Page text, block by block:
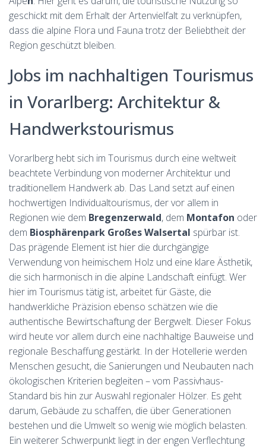
geschickt mit dem Erhalt der Artenvielfalt zu verknüpfen,
dass die alpine Flora und Fauna trotz der Beliebtheit der
Region geschützt bleiben.
Jobs im nachhaltigen Tourismus
in Vorarlberg: Architektur &
Handwerkstourismus
Vorarlberg hebt sich im Tourismus durch eine weltweit
beachtete Verbindung von moderner Architektur und
traditionellem Handwerk ab. Das Land setzt auf einen
hochwertigen Individualtourismus, der vor allem in
Regionen wie dem Bregenzerwald, dem Montafon oder
dem Biosphärenpark Großes Walsertal spürbar ist.
Das prägende Element ist hier die durchgängige
Verwendung von heimischem Holz und eine klare Ästhetik,
die sich harmonisch in die alpine Landschaft einfügt. Wer
hier im Tourismus tätig ist, arbeitet für Gäste, die
handwerkliche Präzision ebenso schätzen wie die
authentische Bewirtschaftung der Bergwelt. Dieser Fokus
wird heute vor allem durch eine nachhaltige Bauweise und
regionale Beschaffung gestärkt. In der Hotellerie werden
Menschen gesucht, die Sanierungen und Neubauten nach
ökologischen Kriterien begleiten – vom Passivhaus-
Standard bis hin zur Auswahl regionaler Hölzer. Es geht
darum, Gebäude zu schaffen, die über Generationen
bestehen und die Umwelt so wenig wie möglich belasten.
Ein weiterer Schwerpunkt liegt in der engen Verflechtung